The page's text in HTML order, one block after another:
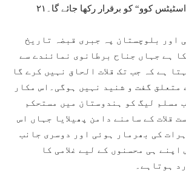
کوو“ کو برقرار رکھا جائے گا۔۲۱
اور بلوچستان پہ جبری قبضہ تاریخ
ہے جہاں جناح برطانوی نمائندے سے
ہے کہ جب تک قلات الحاق نہیں کرے گا
متعلق گفت و شنید نہیں ہوگی۔اس مکار
مسلم لیگ کو ہندوستان میں مستحکم
قلات کے سامنے دامن پھیلایا جہاں اس
کی بھرمار ہوئی اور دوسری جانب
اپنے ہی محسنوں کے لیے غلامی کا
ہوتاہے۔